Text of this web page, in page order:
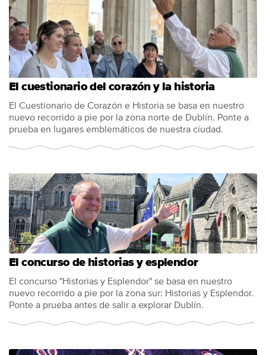
El cuestionario del corazón y la historia
El Cuestionario de Corazón e Historia se basa en nuestro
nuevo recorrido a pie por la zona norte de Dublín. Ponte a
prueba en lugares emblemáticos de nuestra ciudad.
El concurso de historias y esplendor
El concurso "Historias y Esplendor" se basa en nuestro
nuevo recorrido a pie por la zona sur: Historias y Esplendor.
Ponte a prueba antes de salir a explorar Dublín.